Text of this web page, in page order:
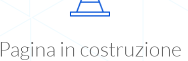
Pagina in costruzione